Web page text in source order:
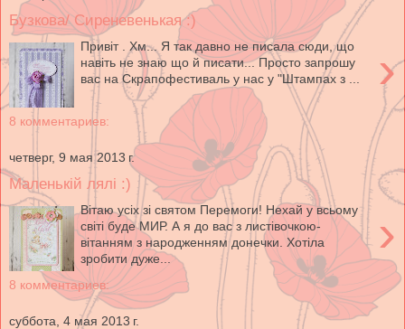
Бузкова/ Сиреневенькая :)
›
Привіт . Хм... Я так давно не писала сюди, що
навіть не знаю що й писати... Просто запрошу
вас на Скрапофестиваль у нас у "Штампах з ...
8 комментариев:
четверг, 9 мая 2013 г.
Маленькій лялі :)
›
Вітаю усіх зі святом Перемоги! Нехай у всьому
світі буде МИР. А я до вас з листівочкою-
вітанням з народженням донечки. Хотіла
зробити дуже...
8 комментариев:
суббота, 4 мая 2013 г.